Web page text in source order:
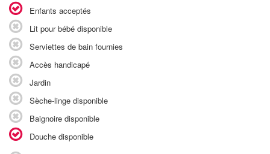
Enfants acceptés
Lit pour bébé disponible
Serviettes de bain fournies
Accès handicapé
Jardin
Sèche-linge disponible
Baignoire disponible
Douche disponible